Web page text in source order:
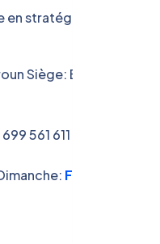
stratégie et
Siège: Efoulan,
561 611
Fermé